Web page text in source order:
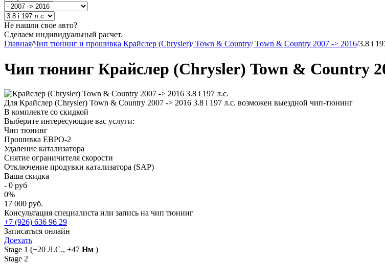
Не нашли свое авто?
Сделаем индивидуальный расчет.
Главная/Чип тюнинг и прошивка Крайслер (Chrysler)/Town & Country/Town & Country 2007 -> 2016/3.8 i
Чип тюнинг Крайслер (Chrysler) Town & Country
Для Крайслер (Chrysler) Town & Country 2007 -> 2016 3.8 i 197 л.с. возможен выездной чип-тюнинг
В комплекте со скидкой
Выберите интересующие вас услуги:
Чип тюнинг
Прошивка ЕВРО-2
Удаление катализатора
Снятие ограничителя скорости
Отключение продувки катализатора (SAP)
Ваша скидка
- 0 руб
0%
17 000 руб.
Консультация специалиста или запись на чип тюнинг
+7 (926) 636 96 29
Записаться онлайн
Доехать
Stage 1 (+20 Л.С., +47 Нм )
Stage 2